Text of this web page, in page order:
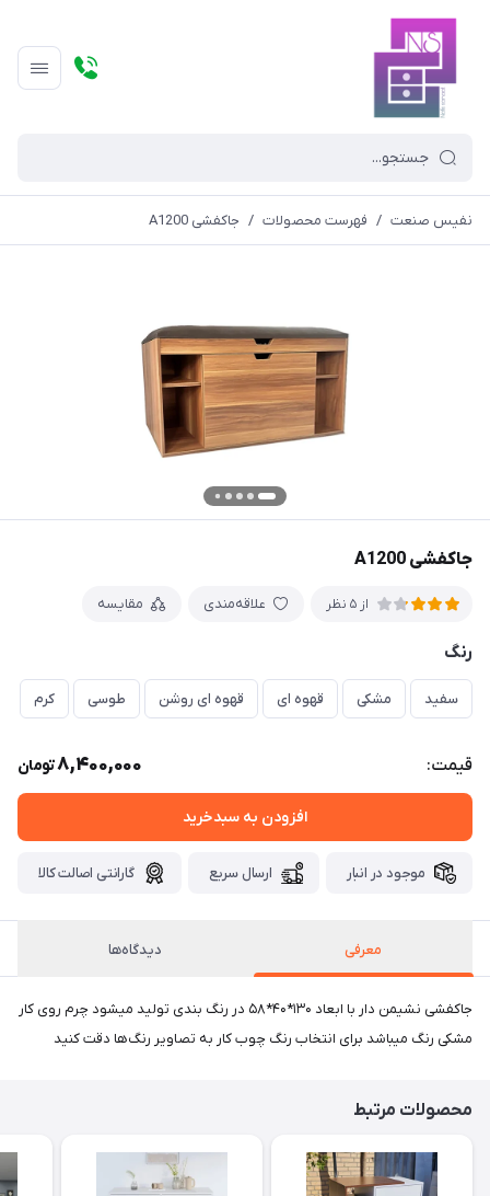
نفیس صنعت / فهرست محصولات / جاکفشی A1200
جاکفشی A1200
از 5 نظر علاقه‌مندی مقایسه
رنگ
سفید مشکی قهوه ای قهوه ای روشن طوسی کرم
قیمت: 8,400,000تومان
افزودن به سبدخرید
موجود در انبار ارسال سریع گارانتی اصالت کالا
معرفی دیدگاه‌ها
جاکفشی نشیمن دار با ابعاد ۱۳۰*۴۰*۵۸ در رنگ بندی تولید میشود چرم روی کار
مشکی رنگ میباشد برای انتخاب رنگ چوب کار به تصاویر رنگ‌ها دقت کنید
محصولات مرتبط